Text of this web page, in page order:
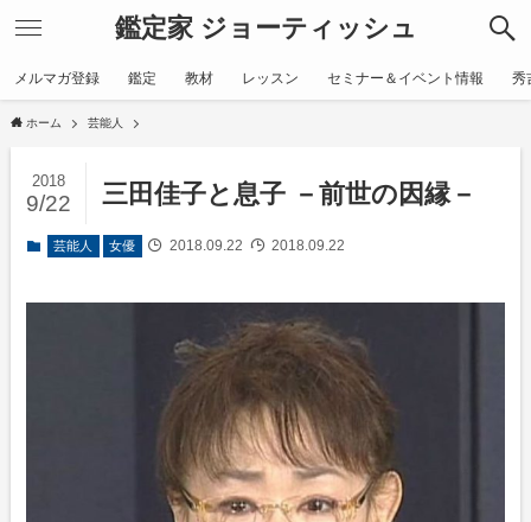
鑑定家 ジョーティッシュ
メルマガ登録 鑑定 教材 レッスン セミナー＆イベント情報 秀
ホーム 芸能人
三田佳子と息子 －前世の因縁－
2018
9/22
芸能人 女優 2018.09.22 2018.09.22